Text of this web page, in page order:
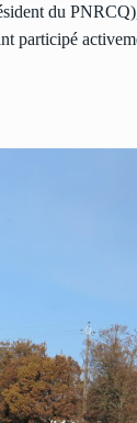
du
participé